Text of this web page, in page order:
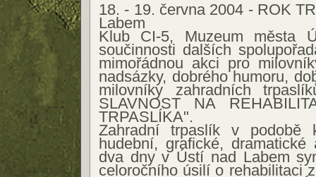
18. - 19. června 2004 - ROK
Labem
Klub CI-5, Muzeum města
součinnosti dalších
mimořádnou akci pro
nadsázky, dobrého humoru,
milovníky zahradních
SLAVNOST NA
TRPASLÍKA".
Zahradní trpaslík v podobě
hudební, grafické,
dva dny v Ústí nad Labem
celoročního úsilí o rehabilitaci